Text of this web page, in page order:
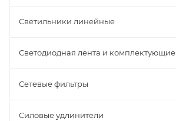
Светильники линейные
Светодиодная лента и комплектующие
Сетевые фильтры
Силовые удлинители